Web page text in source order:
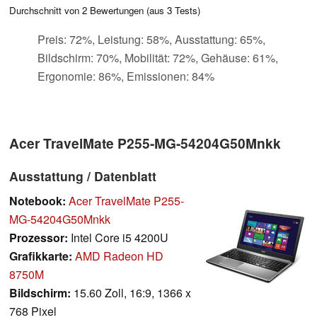
Durchschnitt von 2 Bewertungen (aus 3 Tests)
Preis: 72%, Leistung: 58%, Ausstattung: 65%,
Bildschirm: 70%, Mobilität: 72%, Gehäuse: 61%,
Ergonomie: 86%, Emissionen: 84%
Acer TravelMate P255-MG-54204G50Mnkk
Ausstattung / Datenblatt
Notebook: Acer TravelMate P255-
MG-54204G50Mnkk
Prozessor: Intel Core i5 4200U
Grafikkarte: AMD Radeon HD
8750M
Bildschirm: 15.60 Zoll, 16:9, 1366 x
768 Pixel